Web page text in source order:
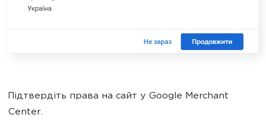
Підтвердіть права на сайт у Google Merchant
Center.